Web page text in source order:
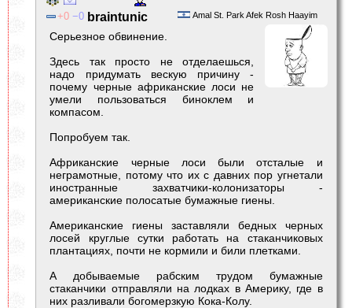
Amal St. Park Afek Rosh Haayim
0 0 braintunic
Серьезное обвинение.
Здесь так просто не отделаешься,
надо придумать вескую причину -
почему черные африканские лоси не
умели пользоваться биноклем и
компасом.
Попробуем так.
Африканские черные лоси были отсталые и
неграмотные, потому что их с давних пор угнетали
иностранные захватчики-колонизаторы -
американские полосатые бумажные гиены.
Американские гиены заставляли бедных черных
лосей круглые сутки работать на стаканчиковых
плантациях, почти не кормили и били плетками.
А добываемые рабским трудом бумажные
стаканчики отправляли на лодках в Америку, где в
них разливали богомерзкую Кока-Колу.